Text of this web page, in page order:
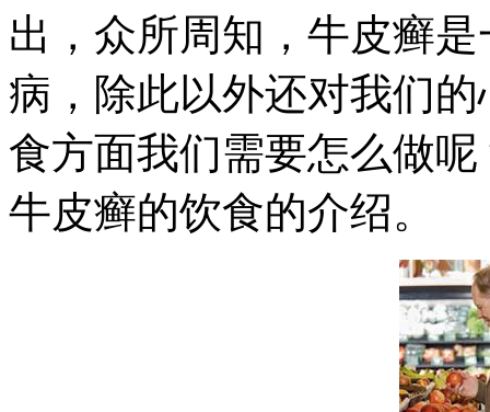
出，众所周知，牛皮癣
病，除此以外还对我们
食方面我们需要怎么做
牛皮癣的饮食的介绍。